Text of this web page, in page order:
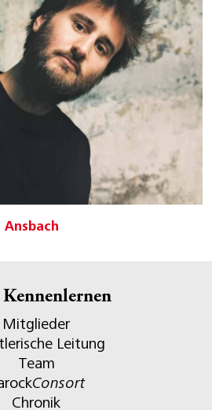
Ansbach
Mitglieder
Leitung
Team
Consort
Chronik